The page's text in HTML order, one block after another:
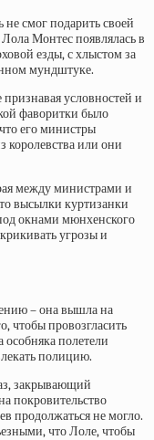
смог подарить своей
Монтес появлялась в
езды, с хлыстом за
мундштуке.
условностей и
фаворитки было
его министры
королевства или они
между министрами и
высылки куртизанки
окнами мюнхенского
угрозы и
– она вышла на
чтобы провозгласить
особняка полетели
полицию.
закрывающий
покровительство
продолжаться не могло.
что Лоле, чтобы